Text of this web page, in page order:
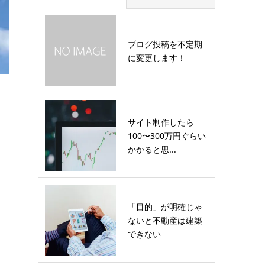
ブログ投稿を不定期
に変更します！
サイト制作したら
100〜300万円ぐらい
かかると思...
「目的」が明確じゃ
ないと不動産は建築
できない